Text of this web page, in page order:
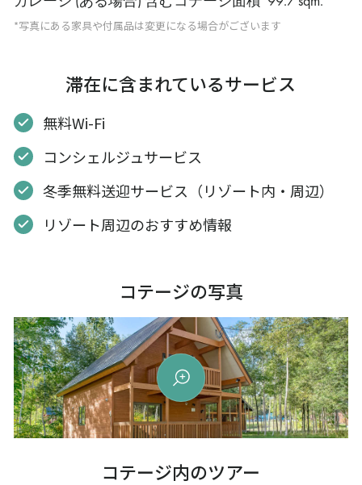
*写真にある家具や付属品は変更になる場合がございます
滞在に含まれているサービス
無料Wi-Fi
コンシェルジュサービス
冬季無料送迎サービス（リゾート内・周辺）
リゾート周辺のおすすめ情報
コテージの写真
コテージ内のツアー